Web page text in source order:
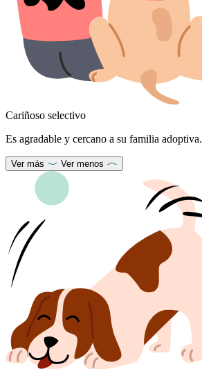
Cariñoso selectivo
Es agradable y cercano a su familia adoptiva.
Ver más Ver menos